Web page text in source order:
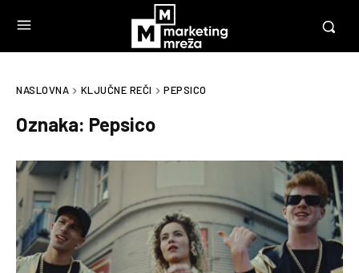
NASLOVNA KLJUČNE REČI PEPSICO
Oznaka: Pepsico